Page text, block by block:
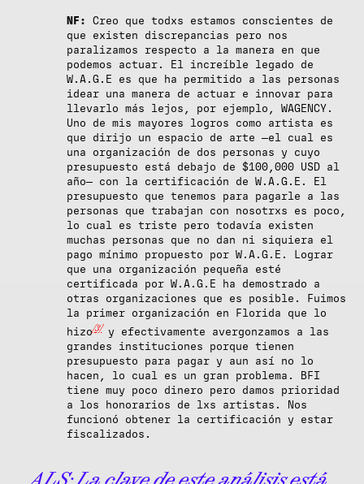
NF:
Creo que todxs estamos conscientes de
que existen discrepancias pero nos
paralizamos respecto a la manera en que
podemos actuar. El increíble legado de
W.A.G.E es que ha permitido a las personas
idear una manera de actuar e innovar para
llevarlo más lejos, por ejemplo, WAGENCY.
Uno de mis mayores logros como artista es
que dirijo un espacio de arte —el cual es
una organización de dos personas y cuyo
presupuesto está debajo de $100,000 USD al
año— con la certificación de W.A.G.E. El
presupuesto que tenemos para pagarle a las
personas que trabajan con nosotrxs es poco,
lo cual es triste pero todavía existen
muchas personas que no dan ni siquiera el
pago mínimo propuesto por W.A.G.E. Lograr
que una organización pequeña esté
certificada por W.A.G.E ha demostrado a
otras organizaciones que es posible. Fuimos
la primer organización en Florida que lo
hizo[3]y efectivamente avergonzamos a las
grandes instituciones porque tienen
presupuesto para pagar y aun así no lo
hacen, lo cual es un gran problema. BFI
tiene muy poco dinero pero damos prioridad
a los honorarios de lxs artistas. Nos
funcionó obtener la certificación y estar
fiscalizados.
ALS:La clave de este análisis está